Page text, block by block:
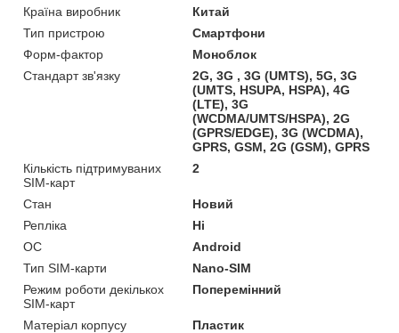
Країна виробник
Китай
Тип пристрою
Смартфони
Форм-фактор
Моноблок
Стандарт зв'язку
2G, 3G , 3G (UMTS), 5G, 3G
(UMTS, HSUPA, HSPA), 4G
(LTE), 3G
(WCDMA/UMTS/HSPA), 2G
(GPRS/EDGE), 3G (WCDMA),
GPRS, GSM, 2G (GSM), GPRS
Кількість підтримуваних
SIM-карт
2
Стан
Новий
Репліка
Ні
ОС
Android
Тип SIM-карти
Nano-SIM
Режим роботи декількох
SIM-карт
Поперемінний
Матеріал корпусу
Пластик